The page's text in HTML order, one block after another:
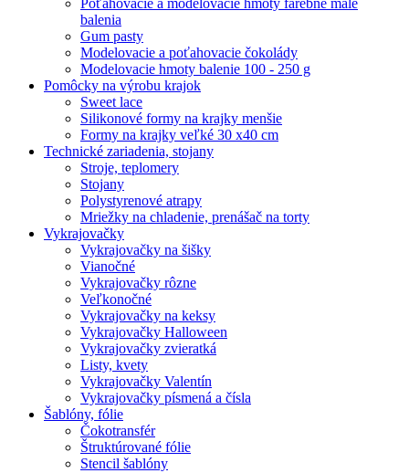
Poťahovacie a modelovacie hmoty farebné malé
balenia
Gum pasty
Modelovacie a poťahovacie čokolády
Modelovacie hmoty balenie 100 - 250 g
Pomôcky na výrobu krajok
Sweet lace
Silikonové formy na krajky menšie
Formy na krajky veľké 30 x40 cm
Technické zariadenia, stojany
Stroje, teplomery
Stojany
Polystyrenové atrapy
Mriežky na chladenie, prenášač na torty
Vykrajovačky
Vykrajovačky na šišky
Vianočné
Vykrajovačky rôzne
Veľkonočné
Vykrajovačky na keksy
Vykrajovačky Halloween
Vykrajovačky zvieratká
Listy, kvety
Vykrajovačky Valentín
Vykrajovačky písmená a čísla
Šablóny, fólie
Čokotransfér
Štruktúrované fólie
Stencil šablóny